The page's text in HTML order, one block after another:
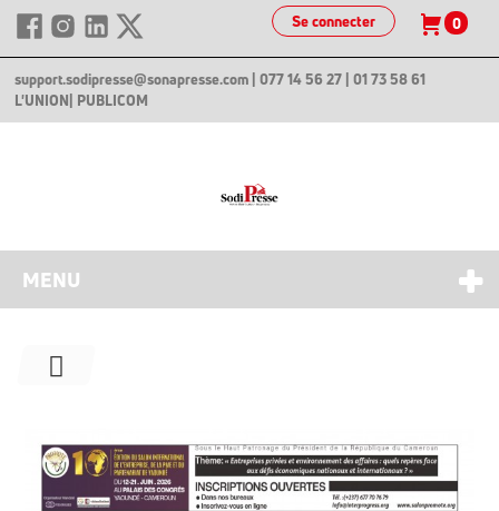
Se connecter 0
support.sodipresse@sonapresse.com | 077 14 56 27 | 01 73 58 61
L'UNION | PUBLICOM
MENU